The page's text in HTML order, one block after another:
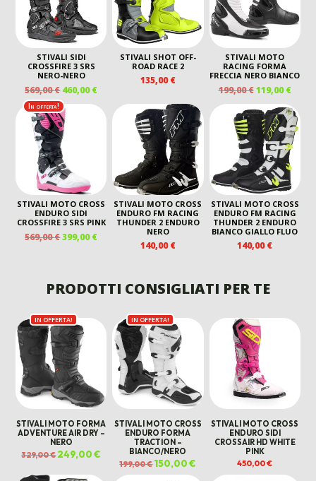
STIVALI SIDI
CROSSFIRE 3 SRS
NERO-NERO
569,00€ IL
PREZZO
ORIGINALE
ERA:
569,00 €.
460,00€IL
PREZZO
ATTUALE
STIVALI SHOT OFF-
ROAD RACE 2
135,00€
STIVALI MOTO
RACING FORMA
FRECCIA NERO BIANCO
199,00€ IL
PREZZO
ORIGINALE
ERA:
199,00 €.
119,00€IL
È:
In offerta!
STIVALI MOTO CROSS
ENDURO SIDI
CROSSFIRE 3 SRS PINK
569,00€IL
569,00 €.
399,00€IL
399,00 €.
STIVALI MOTO CROSS
ENDURO FM RACING
THUNDER 2 ENDURO
NERO
140,00€
STIVALI MOTO CROSS
ENDURO FM RACING
THUNDER 2 ENDURO
BIANCO GIALLO FLUO
140,00€
PRODOTTI CONSIGLIATI PER TE
IN OFFERTA!
STIVALI MOTO FORMA
ADVENTURE AIR DRY –
NERO
329,00€Il
prezzo
era:
249,00€
prezzo
attuale
IN OFFERTA!
STIVALI MOTO CROSS
ENDURO FORMA
TRACTION –
BIANCO/NERO
199,00€Il
prezzo
originale
150,00€
attuale
STIVALI MOTO CROSS
ENDURO SIDI
CROSSAIR HD WHITE
PINK
450,00€